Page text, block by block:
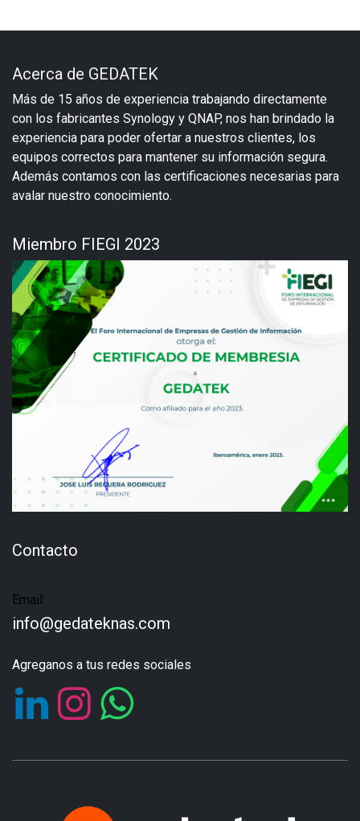
Acerca de GEDATEK
Más de 15 años de experiencia trabajando directamente
con los fabricantes Synology y QNAP, nos han brindado la
experiencia para poder ofertar a nuestros clientes, los
equipos correctos para mantener su información segura.
Además contamos con las certificaciones necesarias para
avalar nuestro conocimiento.
Miembro FIEGI 2023
Contacto
Email:
info@gedateknas.com
Agreganos a tus redes sociales